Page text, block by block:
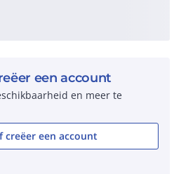
een account
en meer te
creëer een account